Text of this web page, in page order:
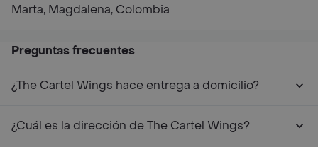
Marta, Magdalena, Colombia
Preguntas frecuentes
¿The Cartel Wings hace entrega a domicilio?
¿Cuál es la dirección de The Cartel Wings?